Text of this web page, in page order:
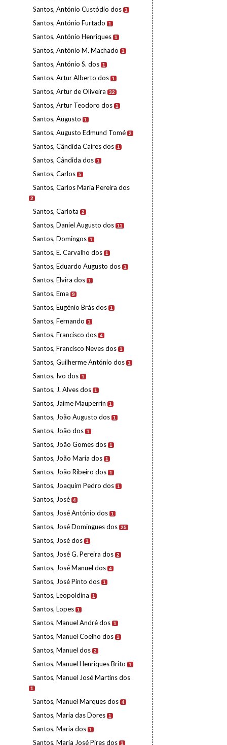
Santos, António Custódio dos 1
Santos, António Furtado 1
Santos, António Henriques 1
Santos, António M. Machado 1
Santos, António S. dos 1
Santos, Artur Alberto dos 1
Santos, Artur de Oliveira 32
Santos, Artur Teodoro dos 1
Santos, Augusto 1
Santos, Augusto Edmund Tomé 2
Santos, Cândida Caires dos 1
Santos, Cândida dos 1
Santos, Carlos 5
Santos, Carlos Maria Pereira dos
2
Santos, Carlota 2
Santos, Daniel Augusto dos 11
Santos, Domingos 1
Santos, E. Carvalho dos 1
Santos, Eduardo Augusto dos 1
Santos, Elvira dos 1
Santos, Ema 9
Santos, Eugénio Brás dos 1
Santos, Fernando 1
Santos, Francisco dos 4
Santos, Francisco Neves dos 1
Santos, Guilherme António dos 1
Santos, Ivo dos 1
Santos, J. Alves dos 1
Santos, Jaime Mauperrin 1
Santos, João Augusto dos 1
Santos, João dos 1
Santos, João Gomes dos 1
Santos, João Maria dos 1
Santos, João Ribeiro dos 1
Santos, Joaquim Pedro dos 1
Santos, José 4
Santos, José António dos 1
Santos, José Domingues dos 25
Santos, José dos 1
Santos, José G. Pereira dos 2
Santos, José Manuel dos 4
Santos, José Pinto dos 1
Santos, Leopoldina 1
Santos, Lopes 1
Santos, Manuel André dos 1
Santos, Manuel Coelho dos 1
Santos, Manuel dos 2
Santos, Manuel Henriques Brito 1
Santos, Manuel José Martins dos
1
Santos, Manuel Marques dos 4
Santos, Maria das Dores 1
Santos, Maria dos 1
Santos, Maria José Pires dos 1